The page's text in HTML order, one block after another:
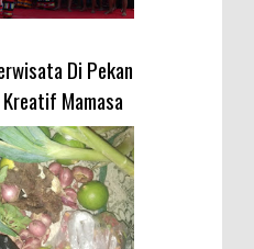
Di Pekan
Mamasa